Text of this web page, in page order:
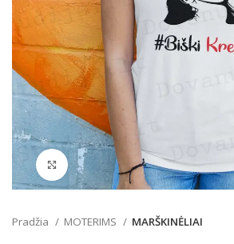
Padidinti
Pradžia MOTERIMS MARŠKINĖLIAI